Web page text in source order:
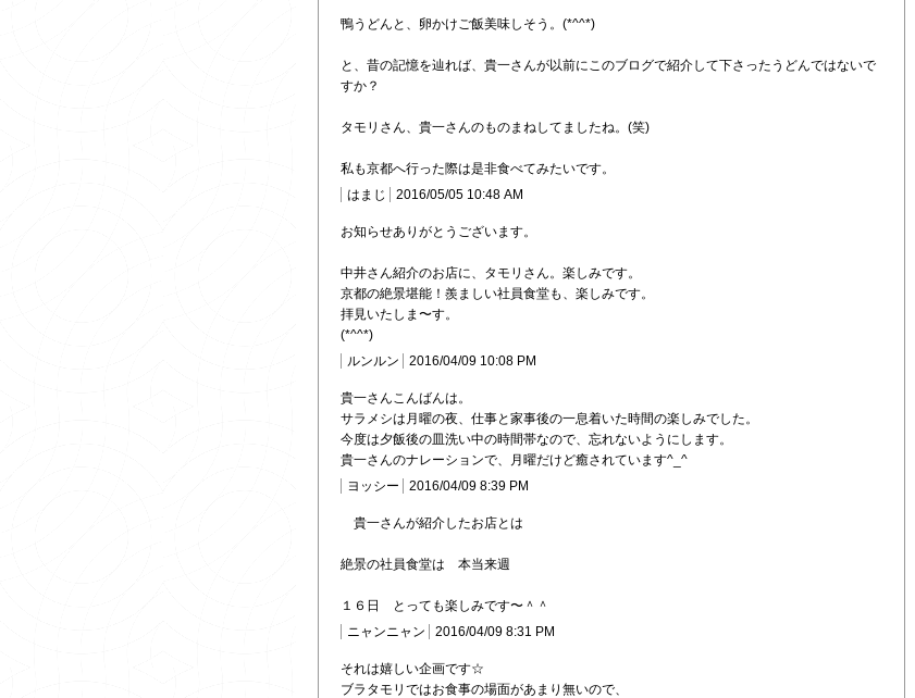
鴨うどんと、卵かけご飯美味しそう。(*^^*)
と、昔の記憶を辿れば、貴一さんが以前にこのブログで紹介して下さったうどんではないで
すか？
タモリさん、貴一さんのものまねしてましたね。(笑)
私も京都へ行った際は是非食べてみたいです。
はまじ
2016/05/05 10:48 AM
お知らせありがとうございます。
中井さん紹介のお店に、タモリさん。楽しみです。
京都の絶景堪能！羨ましい社員食堂も、楽しみです。
拝見いたしま〜す。
(*^^*)
ルンルン
2016/04/09 10:08 PM
貴一さんこんばんは。
サラメシは月曜の夜、仕事と家事後の一息着いた時間の楽しみでした。
今度は夕飯後の皿洗い中の時間帯なので、忘れないようにします。
貴一さんのナレーションで、月曜だけど癒されています^_^
ヨッシー
2016/04/09 8:39 PM
貴一さんが紹介したお店とは
絶景の社員食堂は 本当来週
１６日 とっても楽しみです〜＾＾
ニャンニャン
2016/04/09 8:31 PM
それは嬉しい企画です☆
ブラタモリではお食事の場面があまり無いので、